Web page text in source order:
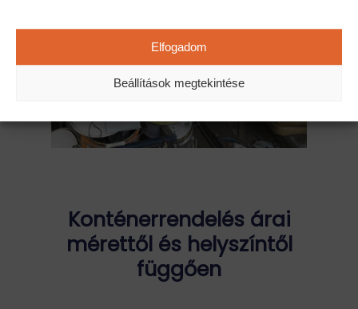
Elfogadom
Beállítások megtekintése
Konténerrendelés árai
mérettől és helyszíntől
függően